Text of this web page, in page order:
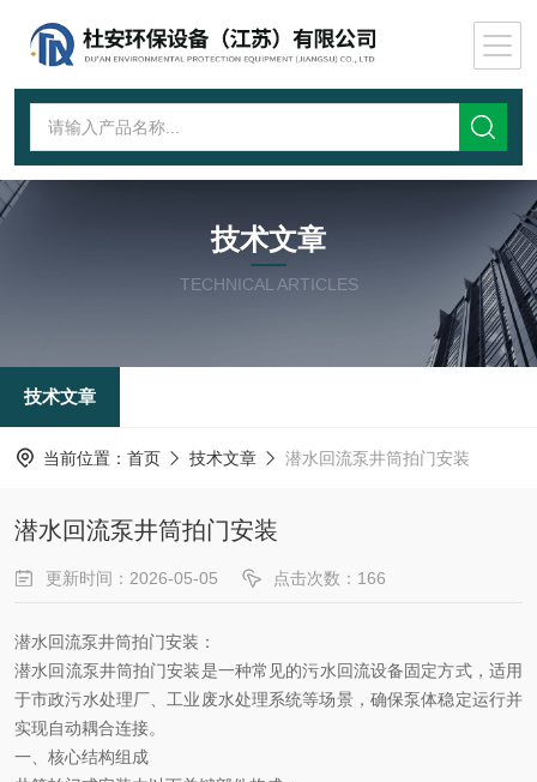
技术文章
TECHNICAL ARTICLES
技术文章
当前位置： 首页 技术文章 潜水回流泵井筒拍门安装
潜水回流泵井筒拍门安装
更新时间：2026-05-05 点击次数：166
潜水回流泵井筒拍门安装：
‌潜水回流泵井筒拍门安装‌是一种常见的污水回流设备固定方式，适用
于市政污水处理厂、工业废水处理系统等场景，确保泵体稳定运行并
实现自动耦合连接。
一、核心结构组成